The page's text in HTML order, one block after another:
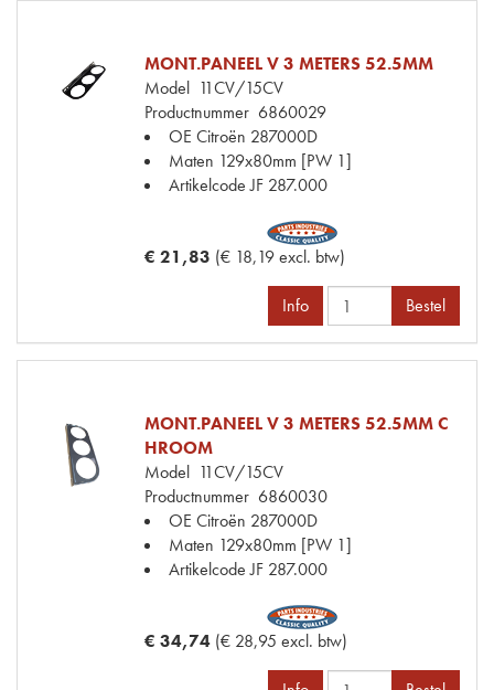
MONT.PANEEL V 3 METERS 52.5MM
Model 11CV/15CV
Productnummer 6860029
OE Citroën 287000D
Maten 129x80mm [PW 1]
Artikelcode JF 287.000
€ 21,83 (€ 18,19 excl. btw)
Info Bestel
MONT.PANEEL V 3 METERS 52.5MM C
HROOM
Model 11CV/15CV
Productnummer 6860030
OE Citroën 287000D
Maten 129x80mm [PW 1]
Artikelcode JF 287.000
€ 34,74 (€ 28,95 excl. btw)